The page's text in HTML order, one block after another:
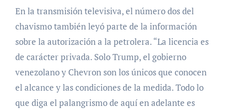
En la transmisión televisiva, el número dos del
chavismo también leyó parte de la información
sobre la autorización a la petrolera. “La licencia es
de carácter privada. Solo Trump, el gobierno
venezolano y Chevron son los únicos que conocen
el alcance y las condiciones de la medida. Todo lo
que diga el palangrismo de aquí en adelante es